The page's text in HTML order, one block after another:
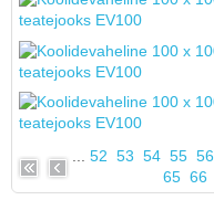
52 53 54 55 56
65 66